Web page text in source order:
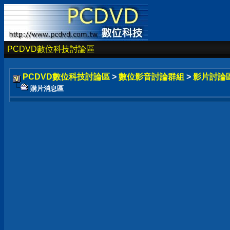
PCDVD數位科技討論區
PCDVD數位科技討論區 > 數位影音討論群組 > 影片討論
購片消息區